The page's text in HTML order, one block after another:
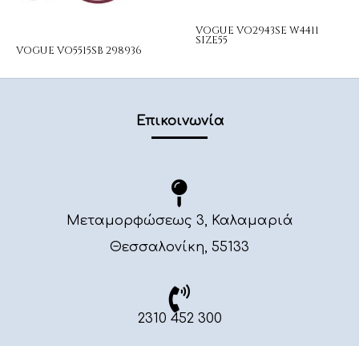
VOGUE VO5515SB 298936
VOGUE VO2943SE W4411
SIZE55
Επικοινωνία
Μεταμορφώσεως 3, Καλαμαριά
Θεσσαλονίκη, 55133
2310 452 300